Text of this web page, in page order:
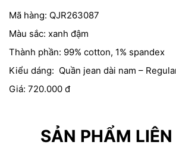
Mã hàng: QJR263087
Màu sắc: xanh đậm
Thành phần: 99% cotton, 1% spandex
Kiểu dáng: Quần jean dài nam –
Giá: 720.000 đ
SẢN PHẨM